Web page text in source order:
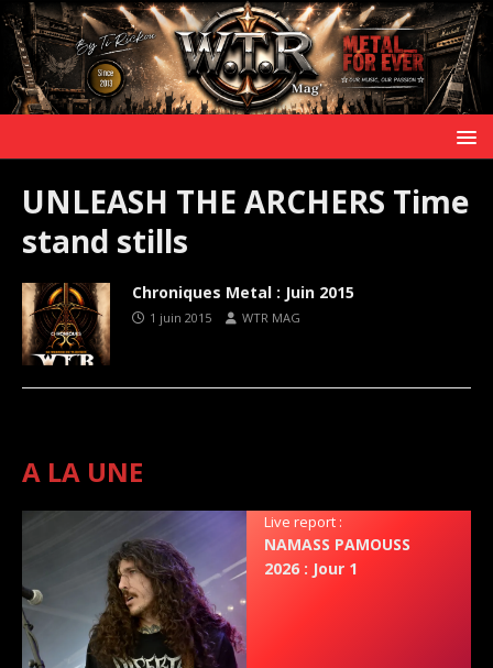
UNLEASH THE ARCHERS Time
stand stills
Chroniques Metal : Juin 2015
1 juin 2015 WTR MAG
A LA UNE
Live report :
NAMASS PAMOUSS
2026 : Jour 1